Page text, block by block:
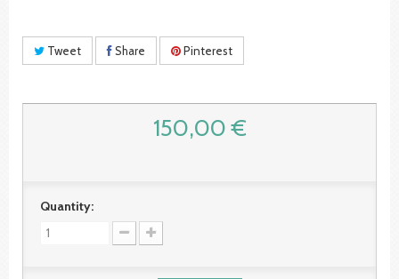
Tweet Share Pinterest
150,00 €
Quantity: